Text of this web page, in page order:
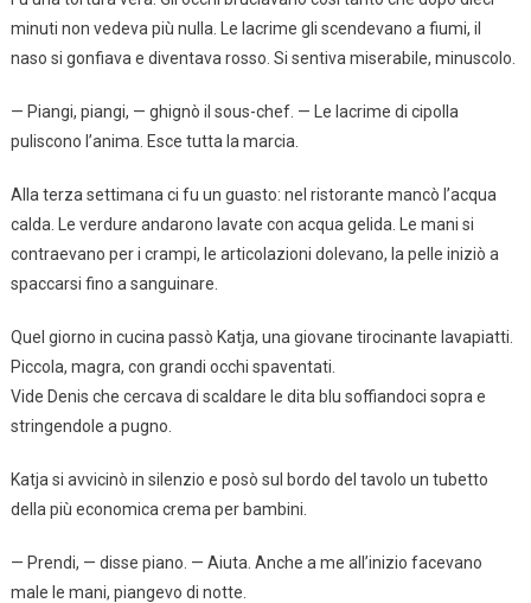
minuti non vedeva più nulla. Le lacrime gli scendevano a fiumi, il
naso si gonfiava e diventava rosso. Si sentiva miserabile, minuscolo.
— Piangi, piangi, — ghignò il sous-chef. — Le lacrime di cipolla
puliscono l’anima. Esce tutta la marcia.
Alla terza settimana ci fu un guasto: nel ristorante mancò l’acqua
calda. Le verdure andarono lavate con acqua gelida. Le mani si
contraevano per i crampi, le articolazioni dolevano, la pelle iniziò a
spaccarsi fino a sanguinare.
Quel giorno in cucina passò Katja, una giovane tirocinante lavapiatti.
Piccola, magra, con grandi occhi spaventati.
Vide Denis che cercava di scaldare le dita blu soffiandoci sopra e
stringendole a pugno.
Katja si avvicinò in silenzio e posò sul bordo del tavolo un tubetto
della più economica crema per bambini.
— Prendi, — disse piano. — Aiuta. Anche a me all’inizio facevano
male le mani, piangevo di notte.